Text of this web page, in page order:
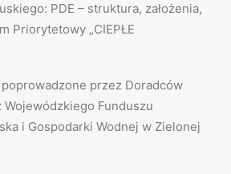
PDE – struktura, założenia,
Priorytetowy „CIEPŁE
przez Doradców
Funduszu
i Gospodarki Wodnej w Zielonej